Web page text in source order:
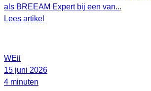
als BREEAM Expert bij een van...
Lees artikel
WEii
15 juni 2026
4 minuten